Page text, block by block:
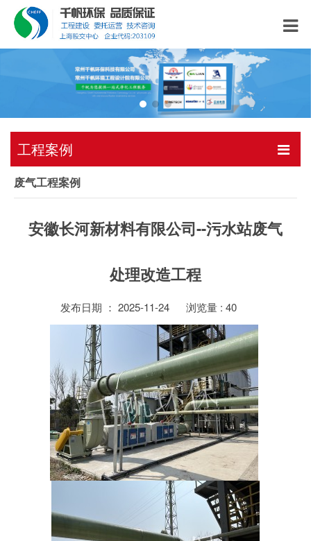
工程案例
废气工程案例
安徽长河新材料有限公司--污水站废气
处理改造工程
发布日期 ： 2025-11-24 浏览量 : 40